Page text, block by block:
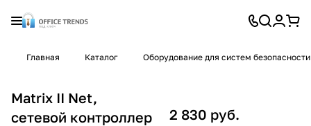
Главная Каталог Оборудование для систем безопасности
Matrix II Net,
сетевой контроллер
2 830 руб.